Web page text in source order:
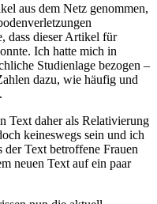
aus dem Netz genommen,
dass dieser Artikel für
Ich hatte mich in
Studienlage bezogen –
dazu, wie häufig und
Text daher als Relativierung
keineswegs sein und ich
der Text betroffene Frauen
neuen Text auf ein paar